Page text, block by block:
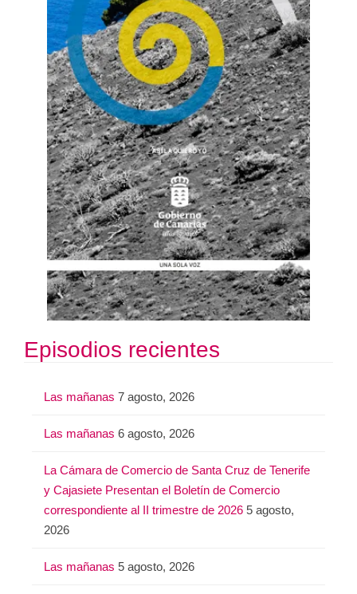
Episodios recientes
Las mañanas 7 agosto, 2026
Las mañanas 6 agosto, 2026
La Cámara de Comercio de Santa Cruz de Tenerife
y Cajasiete Presentan el Boletín de Comercio
correspondiente al II trimestre de 2026 5 agosto,
2026
Las mañanas 5 agosto, 2026